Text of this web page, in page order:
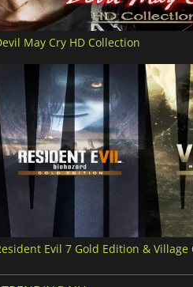
May Cry HD Collection
Evil 7 Gold Edition & Village